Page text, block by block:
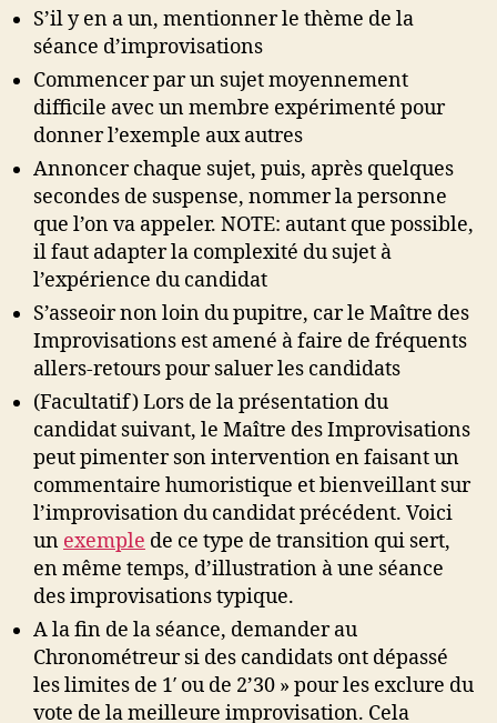
S’il y en a un, mentionner le thème de la
séance d’improvisations
Commencer par un sujet moyennement
difficile avec un membre expérimenté pour
donner l’exemple aux autres
Annoncer chaque sujet, puis, après quelques
secondes de suspense, nommer la personne
que l’on va appeler. NOTE: autant que possible,
il faut adapter la complexité du sujet à
l’expérience du candidat
S’asseoir non loin du pupitre, car le Maître des
Improvisations est amené à faire de fréquents
allers-retours pour saluer les candidats
(Facultatif) Lors de la présentation du
candidat suivant, le Maître des Improvisations
peut pimenter son intervention en faisant un
commentaire humoristique et bienveillant sur
l’improvisation du candidat précédent. Voici
un exemple de ce type de transition qui sert,
en même temps, d’illustration à une séance
des improvisations typique.
A la fin de la séance, demander au
Chronométreur si des candidats ont dépassé
les limites de 1′ ou de 2’30 » pour les exclure du
vote de la meilleure improvisation. Cela